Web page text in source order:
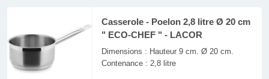
Casserole - Poelon 2,8 litre Ø 20 cm
" ECO-CHEF " - LACOR
Dimensions : Hauteur 9 cm. Ø 20 cm.
Contenance : 2,8 litre